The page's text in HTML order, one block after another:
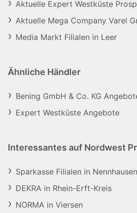
Aktuelle Expert Westküste
Aktuelle Mega Company Varel
Media Markt Filialen in Leer
Ähnliche Händler
Bening GmbH & Co. KG
Expert Westküste Angebote
Interessantes auf Nordwest
Sparkasse Filialen in Nennhausen
DEKRA in Rhein-Erft-Kreis
NORMA in Viersen